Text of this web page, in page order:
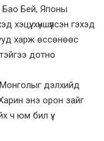
Бао Бей, Японы
хүншүүлсэн гэхэд
харж өссөнөөс
дотно
дэлхийд
Харин энэ орон зайг
ч юм бил үү.